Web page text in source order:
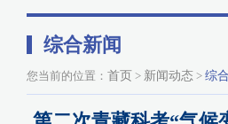
综合新闻
您当前的位置： 首页 > 新闻动态 > 综